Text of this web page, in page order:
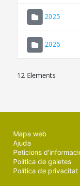
2025
2026
12 Elements
Mapa web
Ajuda
Peticions
Política de galetes
Política de privacitat